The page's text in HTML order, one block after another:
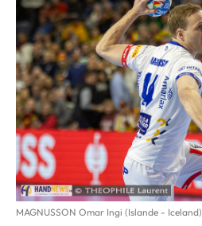
MAGNUSSON Omar Ingi (Islande - Iceland)